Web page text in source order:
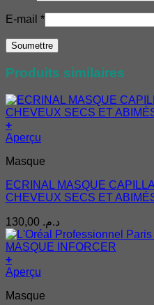
E-mail *
Produits similaires
+
Aperçu
Masque
ECRINAL MASQUE
CHEVEUX SECS ET
د.م.
+
Aperçu
Masque